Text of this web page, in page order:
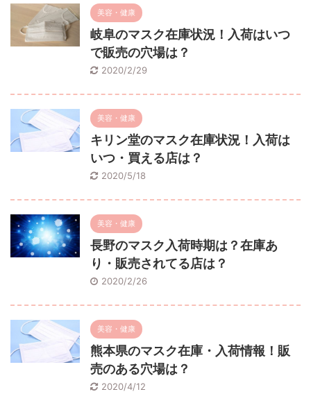
美容・健康
岐阜のマスク在庫状況！入荷はいつ
で販売の穴場は？
2020/2/29
美容・健康
キリン堂のマスク在庫状況！入荷は
いつ・買える店は？
2020/5/18
美容・健康
長野のマスク入荷時期は？在庫あ
り・販売されてる店は？
2020/2/26
美容・健康
熊本県のマスク在庫・入荷情報！販
売のある穴場は？
2020/4/12